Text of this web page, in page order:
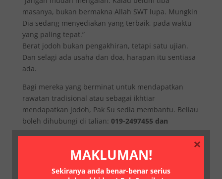
masanya, bukan bermakna Allah SWT lupa. Mungkin
Dia sedang menyediakan yang terbaik, pada waktu
yang paling tepat.”
Berat jodoh bukan pengakhiran, tetapi satu ujian.
Dan selagi ada usaha dan doa, harapan itu sentiasa
ada.
Bagi mereka yang berminat untuk mendapatkan
rawatan tradisional atau sebagai ikhtiar
mendapatkan jodoh, Pak Su sedia membantu. Beliau
boleh dihubungi di talian: 019-2497455 dan
MAKLUMAN!
Sekiranya anda benar-benar serius
×